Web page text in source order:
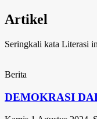
Artikel
Seringkali kata Literasi
Berita
DEMOKRASI